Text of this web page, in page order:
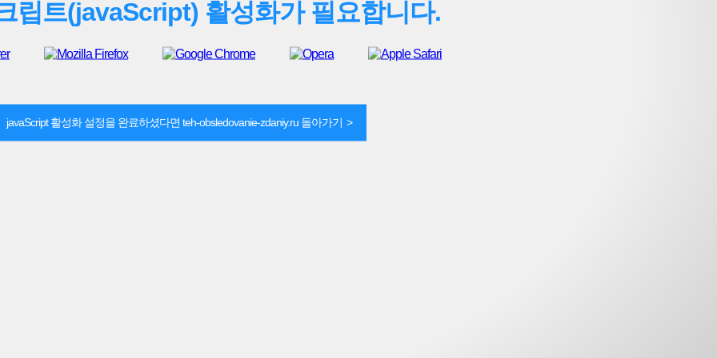
립트(javaScript) 활성화가 필요합니다.
javaScript 활성화 설정을 완료하셨다면 teh-obsledovanie-zdaniy.ru 돌아가기